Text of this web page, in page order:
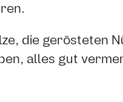
die gerösteten
alles gut